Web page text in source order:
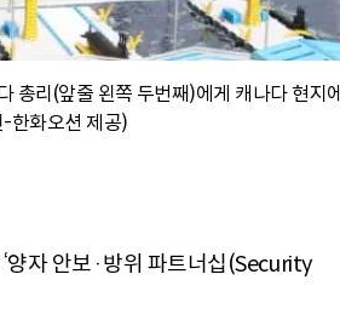
총리(앞줄 왼쪽 두번째)에게 캐나다 현지에
한화오션 제공)
양자 안보·방위 파트너십(Security